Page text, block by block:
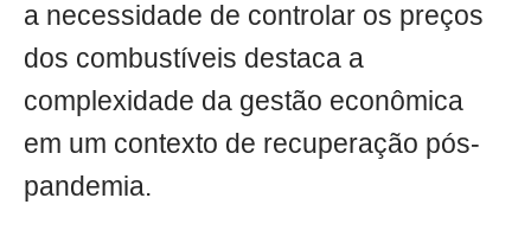
a necessidade de controlar os preços
dos combustíveis destaca a
complexidade da gestão econômica
em um contexto de recuperação pós-
pandemia.